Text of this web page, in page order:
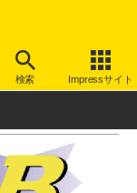
検索 Impressサイト
無線LAN